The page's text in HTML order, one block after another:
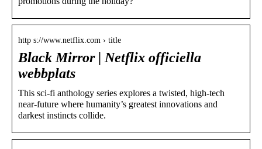
http s://www.netflix.com › title
Black Mirror | Netflix officiella
webbplats
This sci-fi anthology series explores a twisted, high-tech
near-future where humanity’s greatest innovations and
darkest instincts collide.